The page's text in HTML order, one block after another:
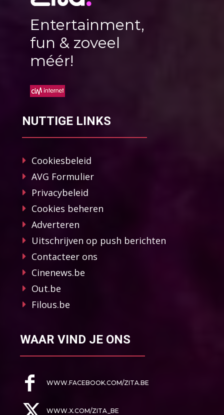
Entertainment,
fun & zoveel
méér!
NUTTIGE LINKS
Cookiesbeleid
AVG Formulier
Privacybeleid
Cookies beheren
Adverteren
Uitschrijven op push berichten
Contacteer ons
Cinenews.be
Out.be
Filous.be
WAAR VIND JE ONS
WWW.FACEBOOK.COM/ZITA.BE
WWW.X.COM/ZITA_BE